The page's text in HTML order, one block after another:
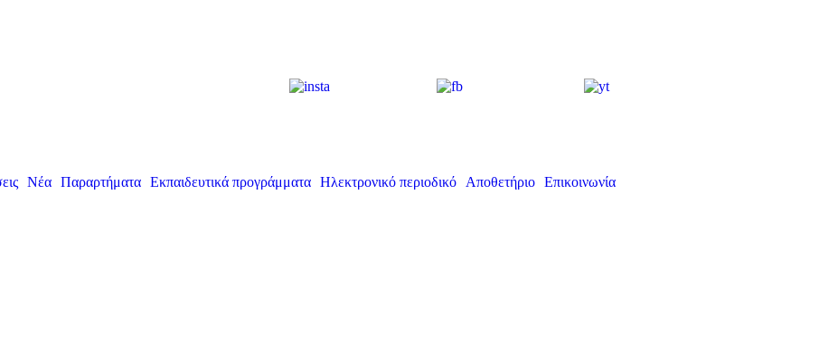
Νέα Παραρτήματα Εκπαιδευτικά προγράμματα Ηλεκτρονικό περιοδικό Αποθετήριο Επικοινωνία